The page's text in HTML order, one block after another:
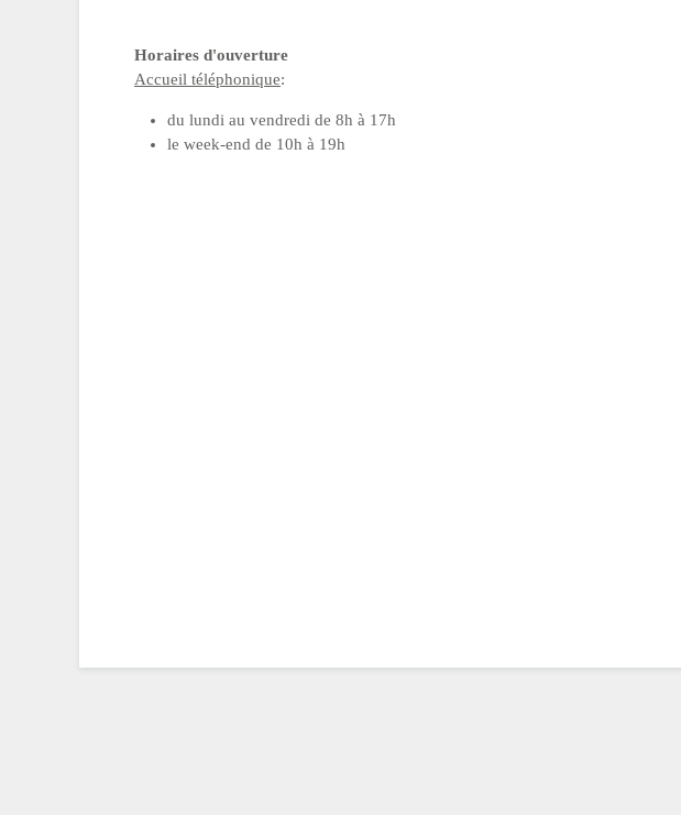
Horaires d'ouverture
Accueil téléphonique:
du lundi au vendredi de 8h à 17h
le week-end de 10h à 19h